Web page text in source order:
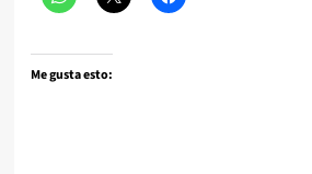
Me gusta esto: